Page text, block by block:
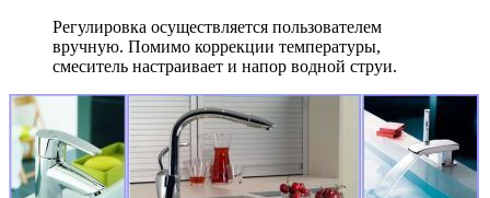
Регулировка осуществляется пользователем
вручную. Помимо коррекции температуры,
смеситель настраивает и напор водной струи.